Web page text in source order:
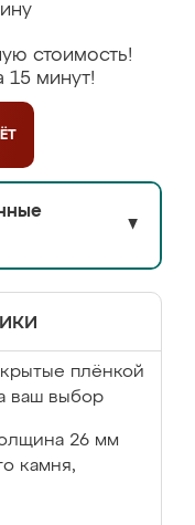
стоимость!
15 минут!
▼
плёнкой
ваш выбор
26 мм
камня,